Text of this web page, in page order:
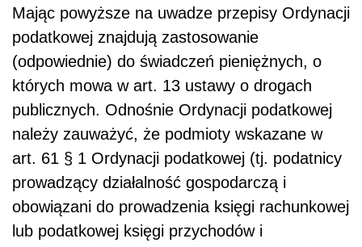
Mając powyższe na uwadze przepisy Ordynacji
podatkowej znajdują zastosowanie
(odpowiednie) do świadczeń pieniężnych, o
których mowa w art. 13 ustawy o drogach
publicznych. Odnośnie Ordynacji podatkowej
należy zauważyć, że podmioty wskazane w
art. 61 § 1 Ordynacji podatkowej (tj. podatnicy
prowadzący działalność gospodarczą i
obowiązani do prowadzenia księgi rachunkowej
lub podatkowej księgi przychodów i